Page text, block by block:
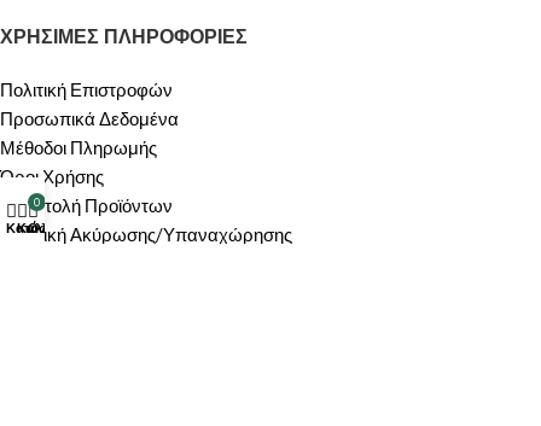
ΧΡΗΣΙΜΕΣ ΠΛΗΡΟΦΟΡΙΕΣ
Πολιτική Επιστροφών
Προσωπικά Δεδομένα
Μέθοδοι Πληρωμής
Όροι Χρήσης
Αποστολή Προϊόντων
Πολιτική Ακύρωσης/Υπαναχώρησης
Κατάστημα
0
Καλάθι
Ο λογαριασμός μου